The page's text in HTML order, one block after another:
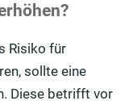
Risiko für
sollte eine
Diese betrifft vor